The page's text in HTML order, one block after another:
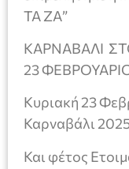
ΤΑ ΖΑ”
ΚΑΡΝΑΒΑΛΙ
23
Κυριακή 23
Καρναβάλι
Και φέτος